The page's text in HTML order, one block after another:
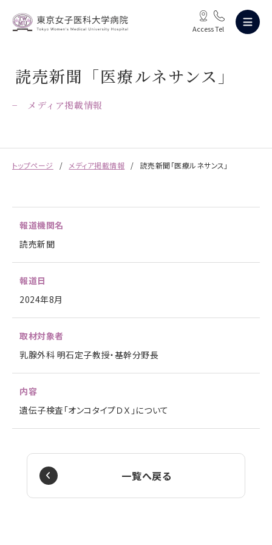
AccessTel
読売新聞「医療ルネサンス」
メディア掲載情報
トップページ メディア掲載情報 読売新聞「医療ルネサンス」
報道機関名
読売新聞
報道日
2024年8月
取材対象者
乳腺外科 明石定子教授・基幹分野長
内容
遺伝子検査「オンコタイプＤＸ」について
一覧へ戻る